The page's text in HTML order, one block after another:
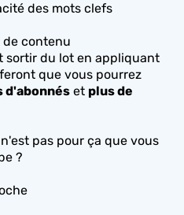
des mots clefs
de contenu
sortir du lot en appliquant
que vous pourrez
d'abonnés et plus de
pas pour ça que vous
?